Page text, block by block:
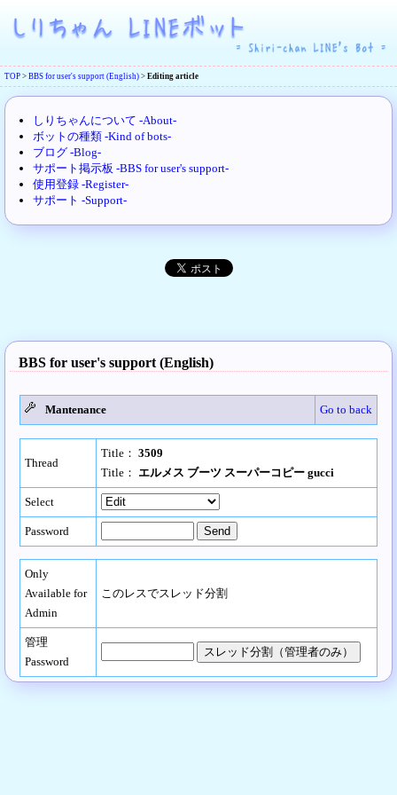
TOP > BBS for user's support (English) > Editing article
しりちゃんについて -About-
ボットの種類 -Kind of bots-
ブログ -Blog-
サポート掲示板 -BBS for user's support-
使用登録 -Register-
サポート -Support-
BBS for user's support (English)
Mantenance Go to back
Thread
Title： 3509
Title： エルメス ブーツ スーパーコピー gucci
Select
Password
Only
Available for
Admin
このレスでスレッド分割
管理
Password